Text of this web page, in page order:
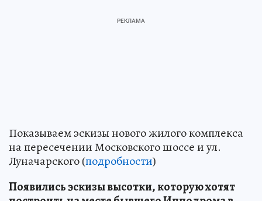
Показываем эскизы нового жилого комплекса
на пересечении Московского шоссе и ул.
Луначарского (подробности)
Появились эскизы высотки, которую хотят